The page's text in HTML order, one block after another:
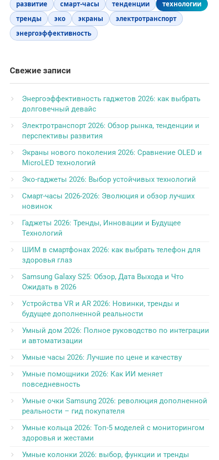
развитие
смарт-часы тенденции
технологии
тренды
эко экраны
электротранспорт
энергоэффективность
Свежие записи
Энергоэффективность гаджетов 2026: как выбрать
долговечный девайс
Электротранспорт 2026: Обзор рынка, тенденции и
перспективы развития
Экраны нового поколения 2026: Сравнение OLED и
MicroLED технологий
Эко-гаджеты 2026: Выбор устойчивых технологий
Смарт-часы 2026-2026: Эволюция и обзор лучших
новинок
Гаджеты 2026: Тренды, Инновации и Будущее
Технологий
ШИМ в смартфонах 2026: как выбрать телефон для
здоровья глаз
Samsung Galaxy S25: Обзор, Дата Выхода и Что
Ожидать в 2026
Устройства VR и AR 2026: Новинки, тренды и
будущее дополненной реальности
Умный дом 2026: Полное руководство по интеграции
и автоматизации
Умные часы 2026: Лучшие по цене и качеству
Умные помощники 2026: Как ИИ меняет
повседневность
Умные очки Samsung 2026: революция дополненной
реальности – гид покупателя
Умные кольца 2026: Топ-5 моделей с мониторингом
здоровья и жестами
Умные колонки 2026: выбор, функции и тренды